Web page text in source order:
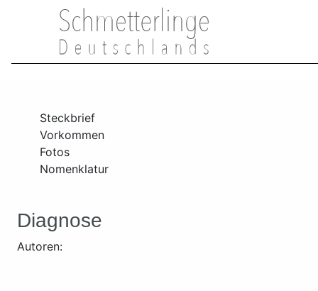
Steckbrief
Vorkommen
Fotos
Nomenklatur
Diagnose
Autoren: